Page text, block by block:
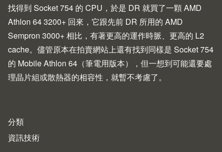
找得到 Socket 754 的 CPU，於是 DR 就買了一顆 AMD
Athlon 64 3200+ 回來，它跟先前 DR 所用的 AMD
Sempron 3000+ 相比，有著更高的運作時脈、更高的 L2
cache。儘管原本在拍賣網站上還有找到同樣是 Socket 754
的 Mobile Athlon 64（筆電用版本），但一想到可能還要處
理晶片組或散熱器的相容性，就暫不考慮了。
分類
資訊技術